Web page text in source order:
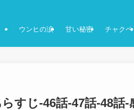
ウンヒの涙 甘い秘密 チャクペ
すじ-46話-47話-48話-